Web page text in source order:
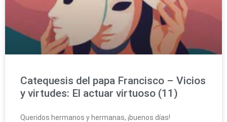
Catequesis del papa Francisco – Vicios
y virtudes: El actuar virtuoso (11)
Queridos hermanos y hermanas, ¡buenos días!